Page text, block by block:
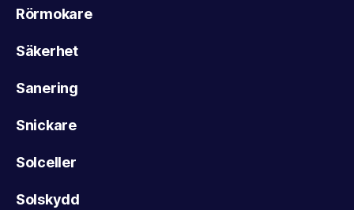
Rörmokare
Säkerhet
Sanering
Snickare
Solceller
Solskydd